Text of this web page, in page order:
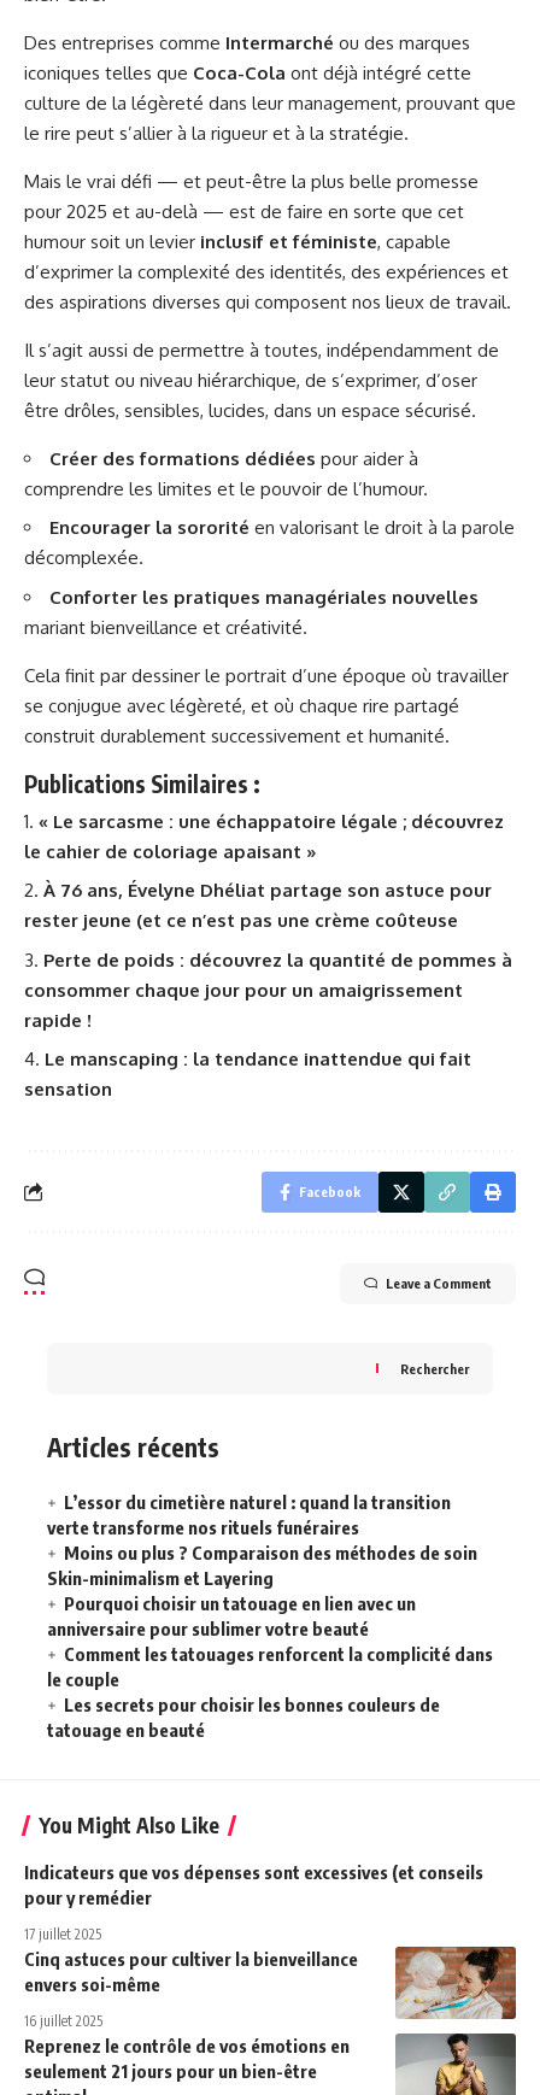
Des entreprises comme Intermarché ou des marques
iconiques telles que Coca-Cola ont déjà intégré cette
culture de la légèreté dans leur management, prouvant que
le rire peut s’allier à la rigueur et à la stratégie.
Mais le vrai défi — et peut-être la plus belle promesse
pour 2025 et au-delà — est de faire en sorte que cet
humour soit un levier inclusif et féministe, capable
d’exprimer la complexité des identités, des expériences et
des aspirations diverses qui composent nos lieux de travail.
Il s’agit aussi de permettre à toutes, indépendamment de
leur statut ou niveau hiérarchique, de s’exprimer, d’oser
être drôles, sensibles, lucides, dans un espace sécurisé.
Créer des formations dédiées pour aider à
comprendre les limites et le pouvoir de l’humour.
Encourager la sororité en valorisant le droit à la parole
décomplexée.
Conforter les pratiques managériales nouvelles
mariant bienveillance et créativité.
Cela finit par dessiner le portrait d’une époque où travailler
se conjugue avec légèreté, et où chaque rire partagé
construit durablement successivement et humanité.
Publications Similaires :
« Le sarcasme : une échappatoire légale ; découvrez
le cahier de coloriage apaisant »
À 76 ans, Évelyne Dhéliat partage son astuce pour
rester jeune (et ce n’est pas une crème coûteuse
Perte de poids : découvrez la quantité de pommes à
consommer chaque jour pour un amaigrissement
rapide !
Le manscaping : la tendance inattendue qui fait
sensation
Facebook
Leave a Comment
Rechercher
Articles récents
L’essor du cimetière naturel : quand la transition
verte transforme nos rituels funéraires
Moins ou plus ? Comparaison des méthodes de soin
Skin-minimalism et Layering
Pourquoi choisir un tatouage en lien avec un
anniversaire pour sublimer votre beauté
Comment les tatouages renforcent la complicité dans
le couple
Les secrets pour choisir les bonnes couleurs de
tatouage en beauté
You Might Also Like
Indicateurs que vos dépenses sont excessives (et conseils
pour y remédier
17 juillet 2025
Cinq astuces pour cultiver la bienveillance
envers soi-même
16 juillet 2025
Reprenez le contrôle de vos émotions en
seulement 21 jours pour un bien-être